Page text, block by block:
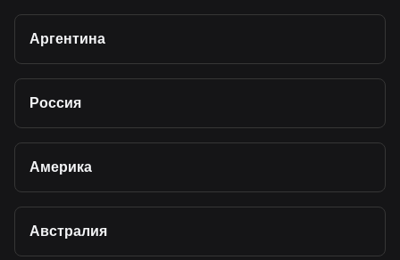
Аргентина
Россия
Америка
Австралия